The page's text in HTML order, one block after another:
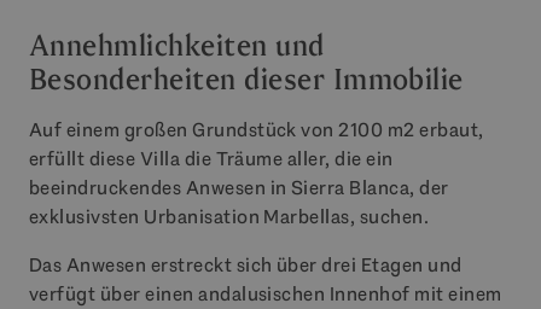
Annehmlichkeiten und
Besonderheiten dieser Immobilie
Auf einem großen Grundstück von 2100 m2 erbaut,
erfüllt diese Villa die Träume aller, die ein
beeindruckendes Anwesen in Sierra Blanca, der
exklusivsten Urbanisation Marbellas, suchen.
Das Anwesen erstreckt sich über drei Etagen und
verfügt über einen andalusischen Innenhof mit einem